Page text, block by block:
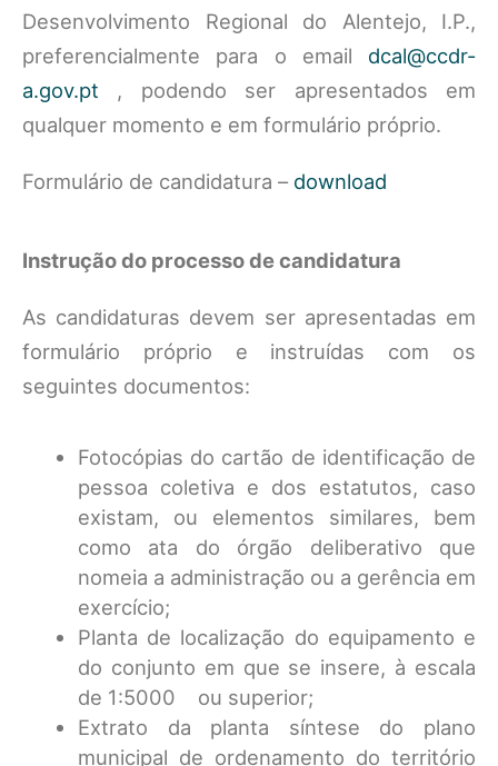
Desenvolvimento Regional do Alentejo, I.P.,
preferencialmente para o email dcal@ccdr-
a.gov.pt , podendo ser apresentados em
qualquer momento e em formulário próprio.
Formulário de candidatura – download
Instrução do processo de candidatura
As candidaturas devem ser apresentadas em
formulário próprio e instruídas com os
seguintes documentos:
Fotocópias do cartão de identificação de
pessoa coletiva e dos estatutos, caso
existam, ou elementos similares, bem
como ata do órgão deliberativo que
nomeia a administração ou a gerência em
exercício;
Planta de localização do equipamento e
do conjunto em que se insere, à escala
de 1:5000 ou superior;
Extrato da planta síntese do plano
municipal de ordenamento do território